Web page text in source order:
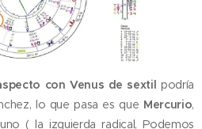
con Venus de sextil podría
lo que pasa es que Mercurio,
( la izquierda radical, Podemos